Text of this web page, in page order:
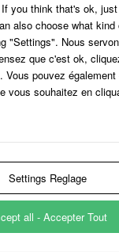
de casting ?
?
Paroles
prendre sa place
you think that's ok,
also choose what kind
"Settings". Nous
que c'est ok,
Vous pouvez
vous souhaitez en
Settings Reglage
all - Accepter Tout